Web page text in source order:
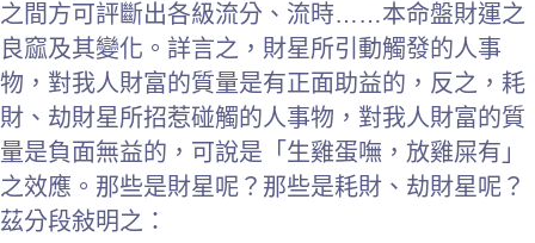
之間方可評斷出各級流分、流時……本命盤財運之
良窳及其變化。詳言之，財星所引動觸發的人事
物，對我人財富的質量是有正面助益的，反之，耗
財、劫財星所招惹碰觸的人事物，對我人財富的質
量是負面無益的，可說是「生雞蛋嘸，放雞屎有」
之效應。那些是財星呢？那些是耗財、劫財星呢？
茲分段敍明之：